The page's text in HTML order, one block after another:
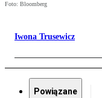
Foto: Bloomberg
Iwona Trusewicz
Powiązane